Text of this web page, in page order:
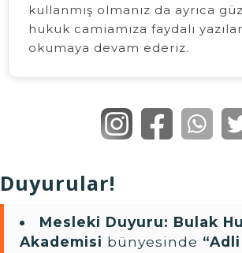
kullanmış olmanız da ayrıca
hukuk camiamıza faydalı
okumaya devam ederiz.
Duyurular!
Mesleki Duyuru: Bulak
Akademisi bünyesinde